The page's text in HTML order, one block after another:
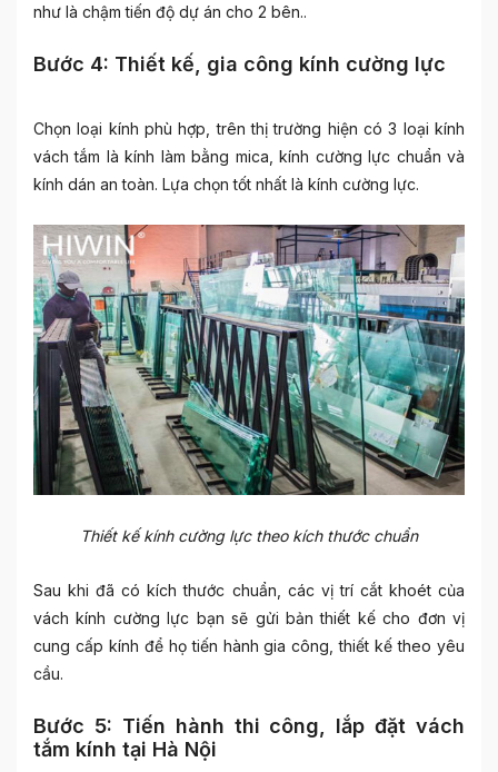
như là chậm tiến độ dự án cho 2 bên..
Bước 4: Thiết kế, gia công kính cường lực
Chọn loại kính phù hợp, trên thị trường hiện có 3 loại kính
vách tắm là kính làm bằng mica, kính cường lực chuẩn và
kính dán an toàn. Lựa chọn tốt nhất là kính cường lực.
Thiết kế kính cường lực theo kích thước chuẩn
Sau khi đã có kích thước chuẩn, các vị trí cắt khoét của
vách kính cường lực bạn sẽ gửi bản thiết kế cho đơn vị
cung cấp kính để họ tiến hành gia công, thiết kế theo yêu
cầu.
Bước 5: Tiến hành thi công, lắp đặt vách
tắm kính tại Hà Nội